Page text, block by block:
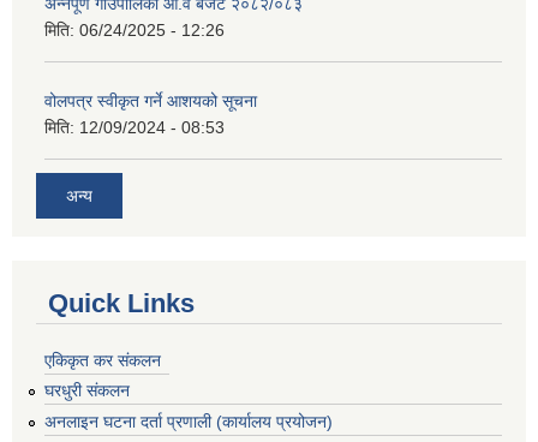
अन्नपूर्ण गाउँपालिका आ.व बजेट २०८२/०८३
मिति: 06/24/2025 - 12:26
वोलपत्र स्वीकृत गर्ने आशयको सूचना
मिति: 12/09/2024 - 08:53
अन्य
Quick Links
एकिकृत कर संकलन
घरधुरी संकलन
अनलाइन घटना दर्ता प्रणाली (कार्यालय प्रयोजन)